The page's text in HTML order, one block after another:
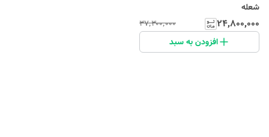
شعله
۲۴٬۸۰۰٬۰۰۰ ۳۷٬۳۰۰٬۰۰۰
افزودن به سبد